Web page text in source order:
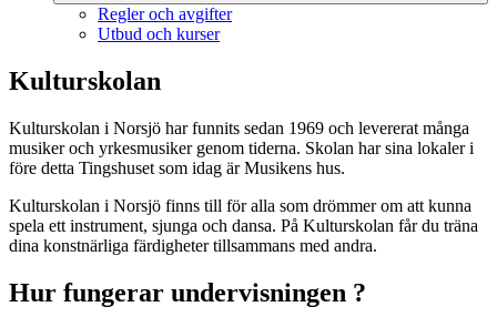
Regler och avgifter
Utbud och kurser
Kulturskolan
Kulturskolan i Norsjö har funnits sedan 1969 och levererat många
musiker och yrkesmusiker genom tiderna. Skolan har sina lokaler i
före detta Tingshuset som idag är Musikens hus.
Kulturskolan i Norsjö finns till för alla som drömmer om att kunna
spela ett instrument, sjunga och dansa. På Kulturskolan får du träna
dina konstnärliga färdigheter tillsammans med andra.
Hur fungerar undervisningen ?